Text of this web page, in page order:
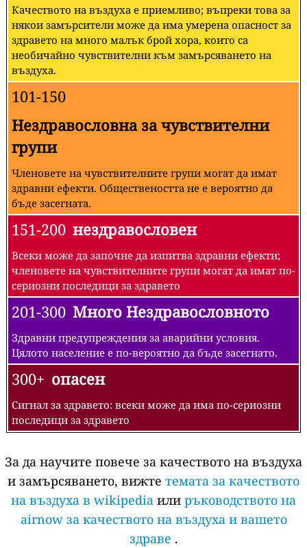
Качеството на въздуха е приемливо; въпреки това за
някои замърсители може да има умерена опасност за
здравето на много малък брой хора, които са
необичайно чувствителни към замърсяването на
въздуха.
101-150
Нездравословна за чувствителни
групи
Членовете на чувствителните групи могат да имат
здравни ефекти. Обществеността не е вероятно да
бъде засегната.
151-200 нездравословен
Всеки може да започне да изпитва здравни ефекти;
членовете на чувствителните групи могат да имат по-
сериозни последици за здравето
201-300 Много Нездравословното
Здравни предупреждения за аварийни условия.
Цялото население е по-вероятно да бъде засегнато.
300+ опасен
Сигнал за здравето: всеки може да има по-сериозни
последици за здравето
За да научите повече за качеството на въздуха
и замърсяването, вижте темата за качеството
на въздуха в wikipedia или ръководството на
airnow за качеството на въздуха и вашето
здраве .